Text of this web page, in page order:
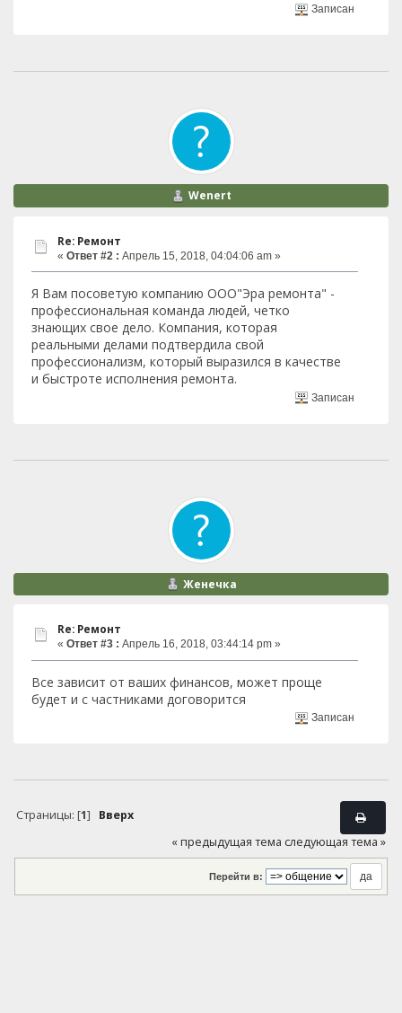
Записан
Wenert
Re: Ремонт
« Ответ #2 : Апрель 15, 2018, 04:04:06 am »
Я Вам посоветую компанию ООО"Эра ремонта" -
профессиональная команда людей, четко
знающих свое дело. Компания, которая
реальными делами подтвердила свой
профессионализм, который выразился в качестве
и быстроте исполнения ремонта.
Записан
Женечка
Re: Ремонт
« Ответ #3 : Апрель 16, 2018, 03:44:14 pm »
Все зависит от ваших финансов, может проще
будет и с частниками договорится
Записан
Страницы: [1] Вверх
« предыдущая тема следующая тема »
Перейти в: